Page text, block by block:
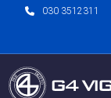
030 3512311